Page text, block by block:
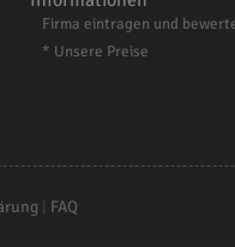
Firma eintragen und
* Unsere Preise
| FAQ